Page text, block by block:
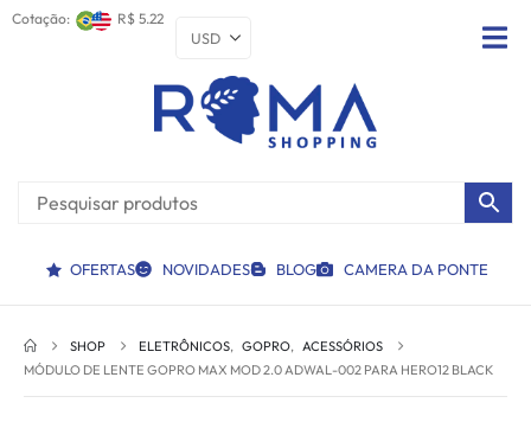
Cotação: R$ 5.22
OFERTAS NOVIDADES BLOG CAMERA DA PONTE
SHOP ELETRÔNICOS, GOPRO, ACESSÓRIOS
MÓDULO DE LENTE GOPRO MAX MOD 2.0 ADWAL-002 PARA HERO12 BLACK